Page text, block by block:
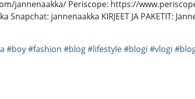
jannenaakka/ Periscope: https://
jannenaakka KIRJEET JA PAKETIT:
#boy#fashion #blog#lifestyle#blogi #vlogi